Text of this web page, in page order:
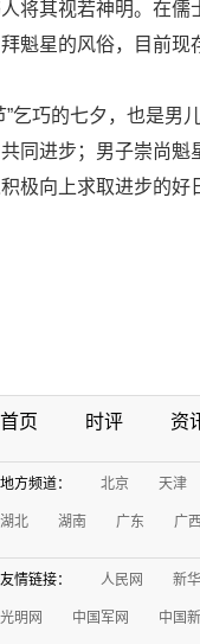
将其视若神明。在
魁星的风俗，目前现
乞巧的七夕，也是男
同进步；男子崇尚
极向上求取进步的好
首页 时评 资
地方频道： 北京 天津
湖北 湖南 广东 广西
友情链接： 人民网 新
光明网 中国军网 中国